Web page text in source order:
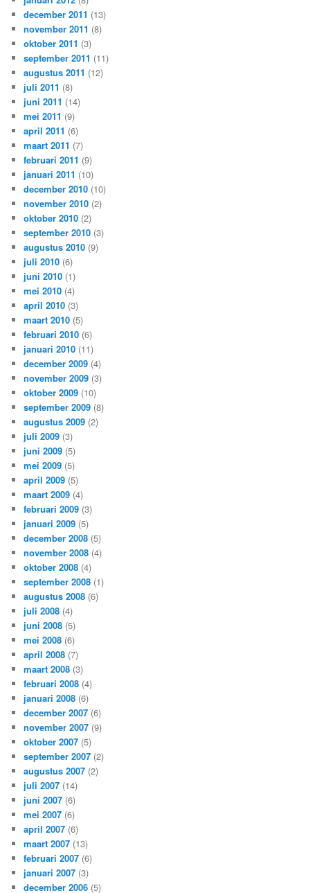
december 2011 (13)
november 2011 (8)
oktober 2011 (3)
september 2011 (11)
augustus 2011 (12)
juli 2011 (8)
juni 2011 (14)
mei 2011 (9)
april 2011 (6)
maart 2011 (7)
februari 2011 (9)
januari 2011 (10)
december 2010 (10)
november 2010 (2)
oktober 2010 (2)
september 2010 (3)
augustus 2010 (9)
juli 2010 (6)
juni 2010 (1)
mei 2010 (4)
april 2010 (3)
maart 2010 (5)
februari 2010 (6)
januari 2010 (11)
december 2009 (4)
november 2009 (3)
oktober 2009 (10)
september 2009 (8)
augustus 2009 (2)
juli 2009 (3)
juni 2009 (5)
mei 2009 (5)
april 2009 (5)
maart 2009 (4)
februari 2009 (3)
januari 2009 (5)
december 2008 (5)
november 2008 (4)
oktober 2008 (4)
september 2008 (1)
augustus 2008 (6)
juli 2008 (4)
juni 2008 (5)
mei 2008 (6)
april 2008 (7)
maart 2008 (3)
februari 2008 (4)
januari 2008 (6)
december 2007 (6)
november 2007 (9)
oktober 2007 (5)
september 2007 (2)
augustus 2007 (2)
juli 2007 (14)
juni 2007 (6)
mei 2007 (6)
april 2007 (6)
maart 2007 (13)
februari 2007 (6)
januari 2007 (3)
december 2006 (5)